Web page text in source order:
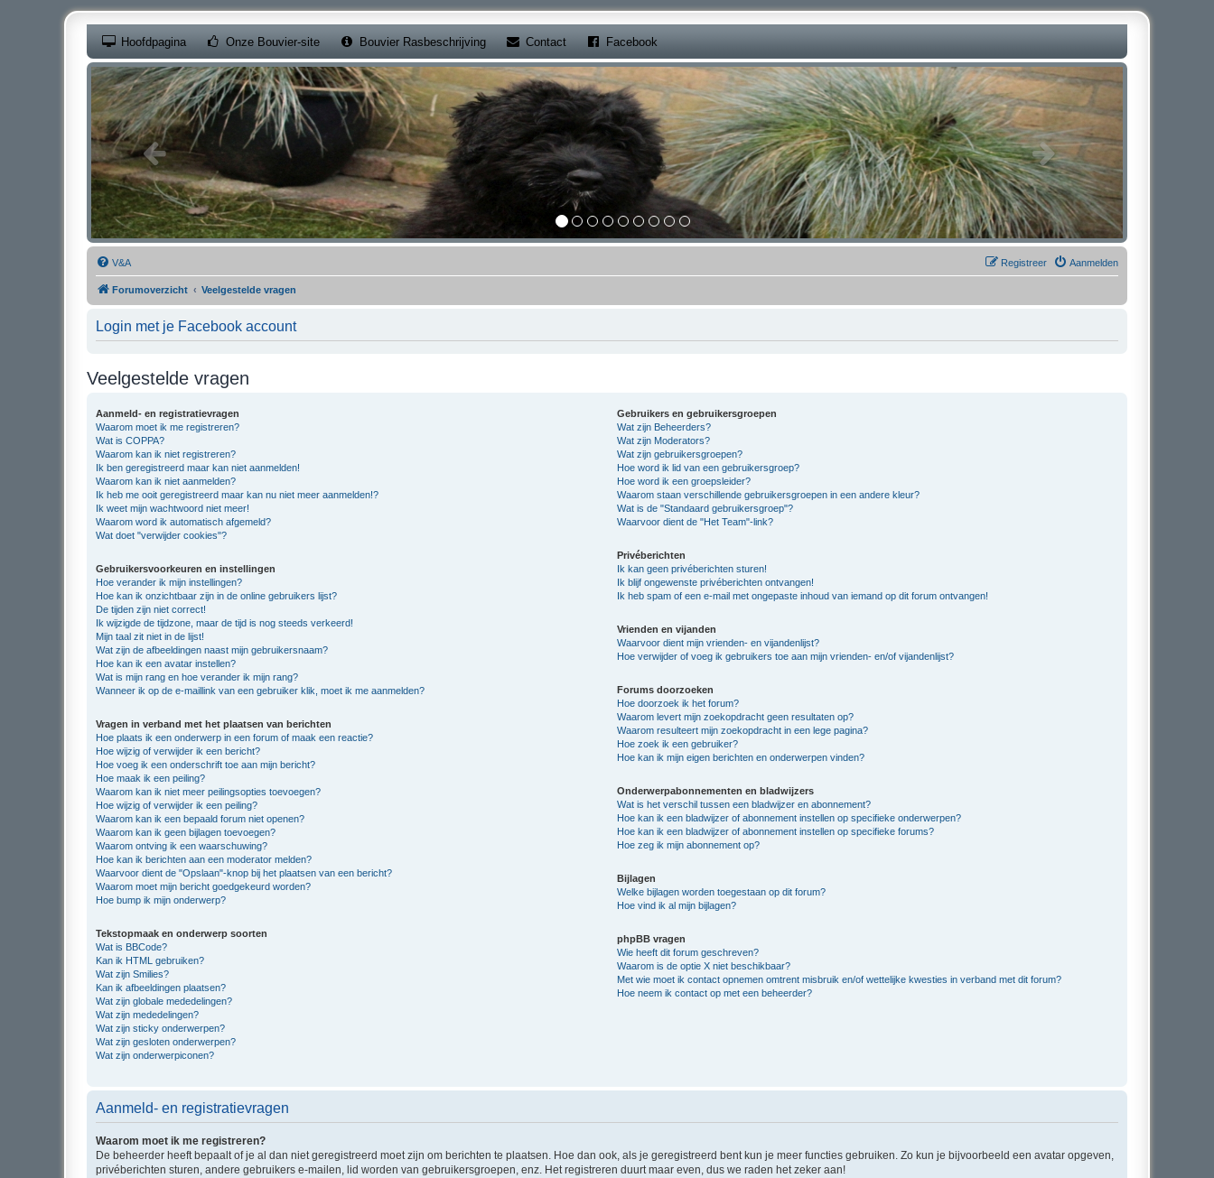
Hoofdpagina Onze Bouvier-site(Opens a new tab)
Bouvier Rasbeschrijving Contact(Opens a new tab)
Facebook
V&A Aanmelden
Registreer
Forumoverzicht Veelgestelde vragen
Login met je Facebook account
Veelgestelde vragen
Aanmeld- en registratievragen
Waarom moet ik me registreren?
Wat is COPPA?
Waarom kan ik niet registreren?
Ik ben geregistreerd maar kan niet aanmelden!
Waarom kan ik niet aanmelden?
Ik heb me ooit geregistreerd maar kan nu niet meer aanmelden!?
Ik weet mijn wachtwoord niet meer!
Waarom word ik automatisch afgemeld?
Wat doet "verwijder cookies"?
Gebruikersvoorkeuren en instellingen
Hoe verander ik mijn instellingen?
Hoe kan ik onzichtbaar zijn in de online gebruikers lijst?
De tijden zijn niet correct!
Ik wijzigde de tijdzone, maar de tijd is nog steeds verkeerd!
Mijn taal zit niet in de lijst!
Wat zijn de afbeeldingen naast mijn gebruikersnaam?
Hoe kan ik een avatar instellen?
Wat is mijn rang en hoe verander ik mijn rang?
Wanneer ik op de e-maillink van een gebruiker klik, moet ik me aanmelden?
Vragen in verband met het plaatsen van berichten
Hoe plaats ik een onderwerp in een forum of maak een reactie?
Hoe wijzig of verwijder ik een bericht?
Hoe voeg ik een onderschrift toe aan mijn bericht?
Hoe maak ik een peiling?
Waarom kan ik niet meer peilingsopties toevoegen?
Hoe wijzig of verwijder ik een peiling?
Waarom kan ik een bepaald forum niet openen?
Waarom kan ik geen bijlagen toevoegen?
Waarom ontving ik een waarschuwing?
Hoe kan ik berichten aan een moderator melden?
Waarvoor dient de "Opslaan"-knop bij het plaatsen van een bericht?
Waarom moet mijn bericht goedgekeurd worden?
Hoe bump ik mijn onderwerp?
Tekstopmaak en onderwerp soorten
Wat is BBCode?
Kan ik HTML gebruiken?
Wat zijn Smilies?
Kan ik afbeeldingen plaatsen?
Wat zijn globale mededelingen?
Wat zijn mededelingen?
Wat zijn sticky onderwerpen?
Wat zijn gesloten onderwerpen?
Wat zijn onderwerpiconen?
Gebruikers en gebruikersgroepen
Wat zijn Beheerders?
Wat zijn Moderators?
Wat zijn gebruikersgroepen?
Hoe word ik lid van een gebruikersgroep?
Hoe word ik een groepsleider?
Waarom staan verschillende gebruikersgroepen in een andere kleur?
Wat is de "Standaard gebruikersgroep"?
Waarvoor dient de "Het Team"-link?
Privéberichten
Ik kan geen privéberichten sturen!
Ik blijf ongewenste privéberichten ontvangen!
Ik heb spam of een e-mail met ongepaste inhoud van iemand op dit forum ontvangen!
Vrienden en vijanden
Waarvoor dient mijn vrienden- en vijandenlijst?
Hoe verwijder of voeg ik gebruikers toe aan mijn vrienden- en/of vijandenlijst?
Forums doorzoeken
Hoe doorzoek ik het forum?
Waarom levert mijn zoekopdracht geen resultaten op?
Waarom resulteert mijn zoekopdracht in een lege pagina?
Hoe zoek ik een gebruiker?
Hoe kan ik mijn eigen berichten en onderwerpen vinden?
Onderwerpabonnementen en bladwijzers
Wat is het verschil tussen een bladwijzer en abonnement?
Hoe kan ik een bladwijzer of abonnement instellen op specifieke onderwerpen?
Hoe kan ik een bladwijzer of abonnement instellen op specifieke forums?
Hoe zeg ik mijn abonnement op?
Bijlagen
Welke bijlagen worden toegestaan op dit forum?
Hoe vind ik al mijn bijlagen?
phpBB vragen
Wie heeft dit forum geschreven?
Waarom is de optie X niet beschikbaar?
Met wie moet ik contact opnemen omtrent misbruik en/of wettelijke kwesties in verband met dit forum?
Hoe neem ik contact op met een beheerder?
Aanmeld- en registratievragen
Waarom moet ik me registreren?
De beheerder heeft bepaalt of je al dan niet geregistreerd moet zijn om berichten te plaatsen. Hoe dan ook, als je geregistreerd bent kun je meer functies gebruiken. Zo kun je bijvoorbeeld een avatar opgeven,
privéberichten sturen, andere gebruikers e-mailen, lid worden van gebruikersgroepen, enz. Het registreren duurt maar even, dus we raden het zeker aan!